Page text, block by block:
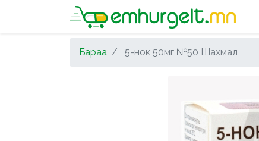
Бараа 5-нок 50мг №50 Шахмал